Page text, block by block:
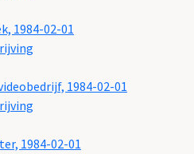
1984-02-01
1984-02-01
1984-02-01